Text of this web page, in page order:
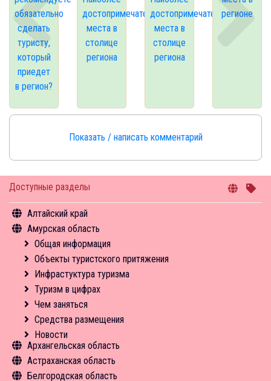
Доступные разделы
Алтайский край
Общая информация
Объекты туристского притяжения
Инфрастуктура туризма
Туризм в цифрах
Чем заняться
Средства размещения
Новости
Амурская область
Общая информация
Объекты туристского притяжения
Инфрастуктура туризма
Туризм в цифрах
Чем заняться
Средства размещения
Новости
Архангельская область
Общая информация
Объекты туристского притяжения
Астраханская область
Общая информация
Белгородская область
обязательно
сделать
туристу,
который
приедет
в регион?
достопримечательные
места в
столице
региона
достопримечательные
места в
столице
региона
регионе
Показать / написать комментарий